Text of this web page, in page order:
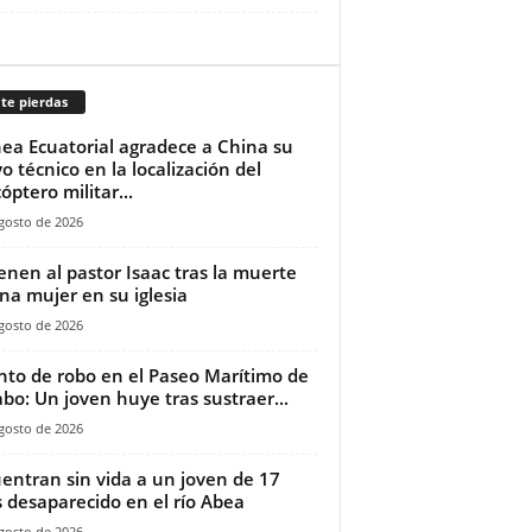
pierdas
Ecuatorial agradece a China su
técnico en la localización del
militar...
de 2026
al pastor Isaac tras la muerte
mujer en su iglesia‎
de 2026
de robo en el Paseo Marítimo de
Un joven huye tras sustraer...
de 2026
sin vida a un joven de 17
desaparecido en el río Abea